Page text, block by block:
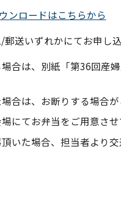
ンロードはこちらから
郵送いずれかにてお申し
合は、別紙「第36回産
合は、お断りする場合が
にてお弁当をご用意させ
いた場合、担当者より交